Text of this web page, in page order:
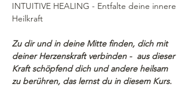
INTUITIVE HEALING - Entfalte deine innere
Heilkraft
Zu dir und in deine Mitte finden, dich mit
deiner Herzenskraft verbinden -  aus dieser
Kraft schöpfend dich und andere heilsam
zu berühren, das lernst du in diesem Kurs.